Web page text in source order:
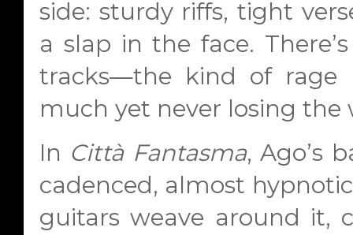
side: sturdy riffs, tight
a slap in the face.
tracks—the kind of rage
much yet never losing the
In Città Fantasma, Ago’s
cadenced, almost
guitars weave around it,